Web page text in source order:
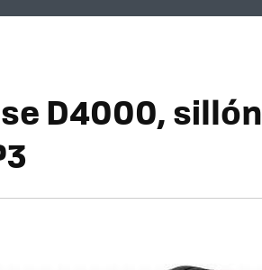
D4000, sillón